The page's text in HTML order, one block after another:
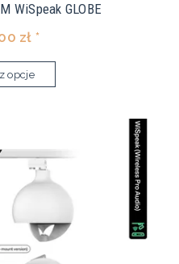
WiSpeak GLOBE
zł *
opcje